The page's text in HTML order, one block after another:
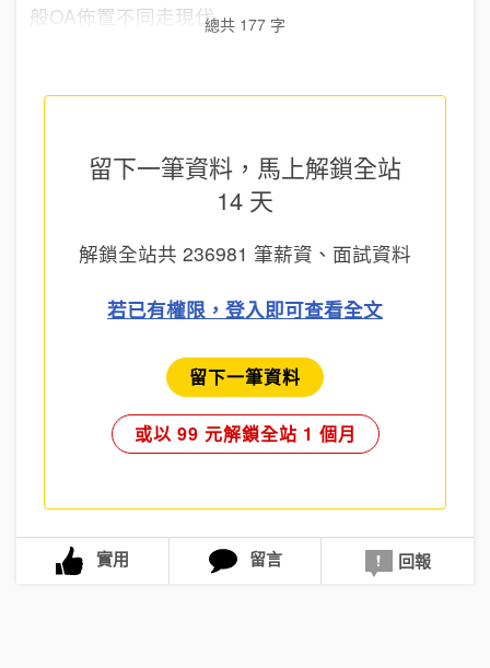
般OA佈置不同走現代...總共 177 字
留下一筆資料，馬上解鎖全站
14 天
解鎖全站共 236981 筆薪資、面試資料
若已有權限，登入即可查看全文
留下一筆資料
或以 99 元解鎖全站 1 個月
實用 留言 回報